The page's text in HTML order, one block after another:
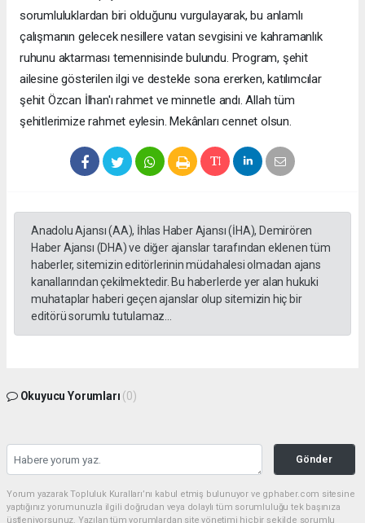
sorumluluklardan biri olduğunu vurgulayarak, bu anlamlı
çalışmanın gelecek nesillere vatan sevgisini ve kahramanlık
ruhunu aktarması temennisinde bulundu. Program, şehit
ailesine gösterilen ilgi ve destekle sona ererken, katılımcılar
şehit Özcan İlhan'ı rahmet ve minnetle andı. Allah tüm
şehitlerimize rahmet eylesin. Mekânları cennet olsun.
Anadolu Ajansı (AA), İhlas Haber Ajansı (İHA), Demirören
Haber Ajansı (DHA) ve diğer ajanslar tarafından eklenen tüm
haberler, sitemizin editörlerinin müdahalesi olmadan ajans
kanallarından çekilmektedir. Bu haberlerde yer alan hukuki
muhataplar haberi geçen ajanslar olup sitemizin hiç bir
editörü sorumlu tutulamaz...
Okuyucu Yorumları (0)
Gönder
Yorum yazarak Topluluk Kuralları’nı kabul etmiş bulunuyor ve gphaber.com sitesine
yaptığınız yorumunuzla ilgili doğrudan veya dolaylı tüm sorumluluğu tek başınıza
üstleniyorsunuz. Yazılan tüm yorumlardan site yönetimi hiçbir şekilde sorumlu